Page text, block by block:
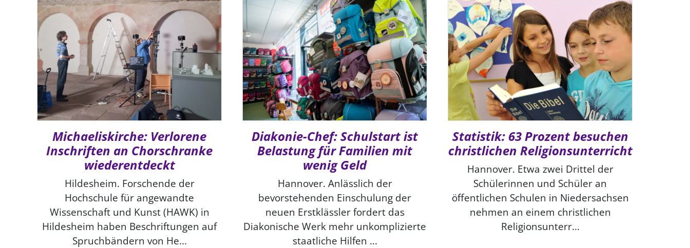
Michaeliskirche: Verlorene
Inschriften an Chorschranke
wiederentdeckt
Hildesheim. Forschende der
Hochschule für angewandte
Wissenschaft und Kunst (HAWK) in
Hildesheim haben Beschriftungen auf
Spruchbändern von He...
Diakonie-Chef: Schulstart ist
Belastung für Familien mit
wenig Geld
Hannover. Anlässlich der
bevorstehenden Einschulung der
neuen Erstklässler fordert das
Diakonische Werk mehr unkomplizierte
staatliche Hilfen ...
Statistik: 63 Prozent besuchen
christlichen Religionsunterricht
Hannover. Etwa zwei Drittel der
Schülerinnen und Schüler an
öffentlichen Schulen in Niedersachsen
nehmen an einem christlichen
Religionsunterr...